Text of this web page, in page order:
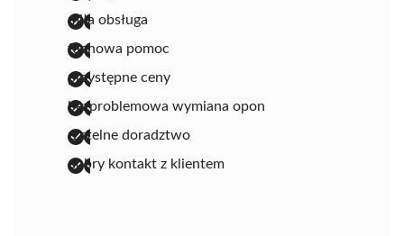
miła obsługa
fachowa pomoc
przystępne ceny
bezproblemowa wymiana opon
rzetelne doradztwo
dobry kontakt z klientem